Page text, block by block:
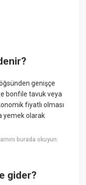
genişçe
bonfile tavuk veya
fiyatlı olması
yemek olarak
burada okuyun:
gider?